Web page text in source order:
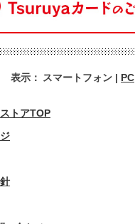
表示： スマートフォン | PC
トアTOP